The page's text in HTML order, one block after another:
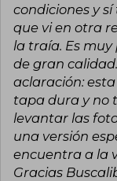
condiciones y
que vi en otra
la traía. Es muy
de gran
aclaración:
tapa dura y no
levantar las
una versión
encuentra a la
Gracias